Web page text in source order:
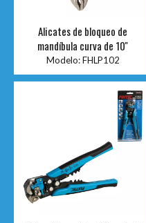
Alicates de bloqueo de
mandíbula curva de 10''
Modelo: FHLP102